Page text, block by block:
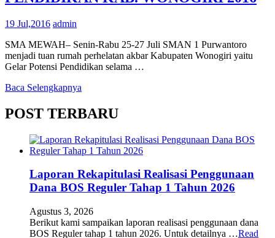
19 Jul,2016 admin
SMA MEWAH– Senin-Rabu 25-27 Juli SMAN 1 Purwantoro
menjadi tuan rumah perhelatan akbar Kabupaten Wonogiri yaitu
Gelar Potensi Pendidikan selama …
Baca Selengkapnya
POST TERBARU
Laporan Rekapitulasi Realisasi Penggunaan
Dana BOS Reguler Tahap 1 Tahun 2026
Agustus 3, 2026
Berikut kami sampaikan laporan realisasi penggunaan dana
BOS Reguler tahap 1 tahun 2026. Untuk detailnya …Read